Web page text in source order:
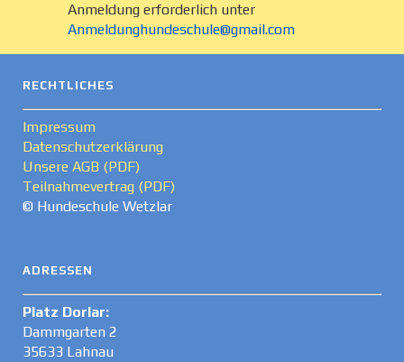
Anmeldung erforderlich unter
Anmeldunghundeschule@gmail.com
RECHTLICHES
Impressum
Datenschutzerklärung
Unsere AGB (PDF)
Teilnahmevertrag (PDF)
© Hundeschule Wetzlar
ADRESSEN
Platz Dorlar:
Dammgarten 2
35633 Lahnau